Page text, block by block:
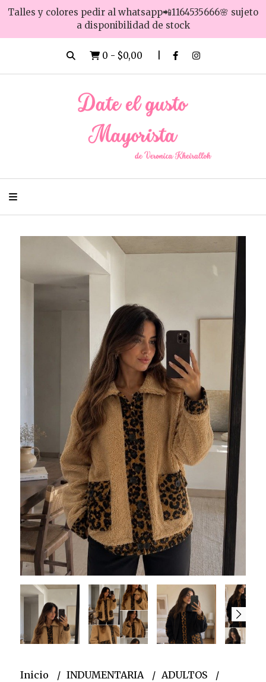
Talles y colores pedir al whatsapp📲1164535666🌸 sujeto
a disponibilidad de stock
0 - $0,00
Inicio INDUMENTARIA
ADULTOS